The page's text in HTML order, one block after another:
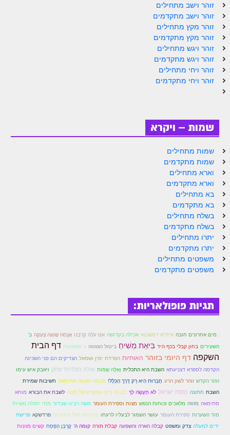
זוהר נשא למתקדמים
זוהר בהעלותך למתחילים
זוהר בהעלותך למתקדמים
זוהר שלח לך למתחילים
זוהר שלח לך למתקדמים
זוהר קורח למתקדמים
חוקת למתחילים
זוהר בלק למתחילים
זוהר בלק למתקדמים
זוהר פנחס למתחילים
זוהר פנחס למתקדמים
ספר הזוהר – דברים
זוהר ואתחנן למתחילים
זוהר עקב מתחילים
זהר שופטים מתחילים
זהר שופטים מתקדמים
זוהר כי תצא מתחילים
זוהר כי תצא מתקדמים
זוהר וילך השקפה
זוהר וישב מתחילים
זוהר וישב מתקדמים
זוהר מקץ מתחילים
זוהר מקץ מתקדמים
זוהר ויגש מתחילים
זוהר ויגש מתקדמים
זוהר ויחי מתחילים
זוהר ויחי מתקדמים
שמות – ויקרא
שמות מתחילים
שמות מתקדמים
וארא מתחילים
וארא מתקדמים
בא מתחילים
בא מתקדמים
בשלח מתחילים
בשלח מתקדמים
יתרו מתחילים
יתרו מתקדמים
משפטים מתחילים
משפטים מתקדמים
תגיות פופולאריות:
: מים אחרונים חובה אידרא דמשכנא אכילה בקדושה אִם עֹלָה קָרְבָּנוֹ אֲנָחָה שָׁוְּעָה צְעָקָה ב'
השעירים בחון קבלי בכף היד בִּיאַת מְשִׁיחַ ביטול הגאווה ג' האמונות דף הבית
השקפה דף היומי בזוהר האותיות הפרדת ימין ושמאל הצדיקים הם פני השכינה
הקדמה לספרא דצניעתא השבת היא התכלית וְאֵלֶּה שְׁמוֹת ואלה תולדות יצחק ויאבק איש עימו
זוהר הקדש זוהר לשון הרע חֲבֵרוּת הִיא רַק דֶּרֶך הַכְּלָל! חכמה חכמה סתימאה חשיבות שמירת
השבת חתונה כנסת ישראל לֹא תַעֲשֶׂה לְךָ לִבְנוֹת בֵּית הַמִּקְדָּשׁ שֶׁל מַטֵּה לשבח את הבורא מוחא
סתימאה מזוזה מלאכים וכוחות הנפש מצות וספירת העומר משה רבינו שבדור מתי יתגלה משיח?
סוד השערות ספירת העומר עושר השמור לבעליו לרעתו פנימיות מול חיצוניות פרדשקא פרישת
ידים למעלה צדק ומשפט קבלה הארה והשפעה קבלת תורה קומה ה' קָרְבַּן הַפֶּסַח קשים מזונות